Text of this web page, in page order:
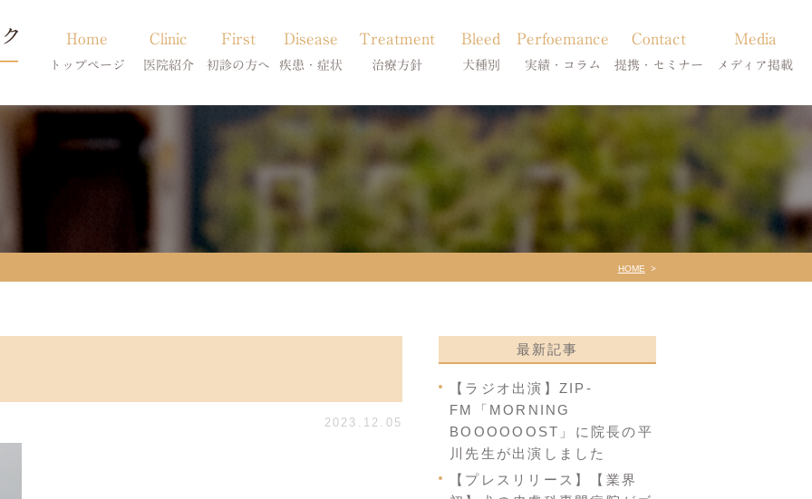
Home
トップページ
Clinic
医院紹介
当院のご紹介
First
初診の方へ
Disease
疾患・症状
アトピー・アレルギー
膿皮症・脂漏症
脱毛症・アロペシアX
Treatment
治療方針
皮膚科特別診療
スキンケア療法
Bleed
犬種別
柴犬の皮膚病
シーズーの皮膚病
フレンチブルドッグの皮膚病
Perfoemance
実績・コラム
犬種別
症状別
Contact
提携・セミナー
診療提携・セミナー開催
Media
メディア掲載
メディア掲載
HOME
2023.12.05
最新記事
【ラジオ出演】ZIP-
FM「MORNING
BOOOOOOST」に院長の平
川先生が出演しました
【プレスリリース】【業界